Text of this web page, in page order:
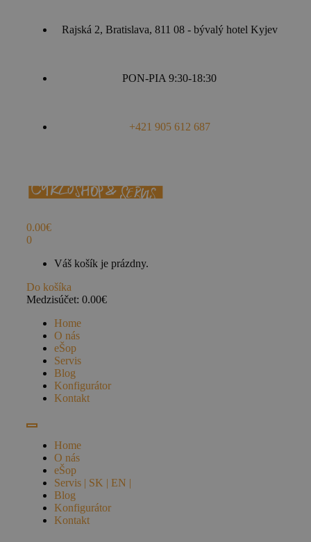
Rajská 2, Bratislava, 811 08 - bývalý hotel Kyjev
PON-PIA 9:30-18:30
+421 905 612 687
0.00€
0
Váš košík je prázdny.
Do košíka
Medzisúčet: 0.00€
Home
O nás
eŠop
Servis
Blog
Konfigurátor
Kontakt
Home
O nás
eŠop
Servis | SK | EN |
Blog
Konfigurátor
Kontakt